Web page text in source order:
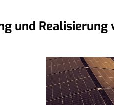
und